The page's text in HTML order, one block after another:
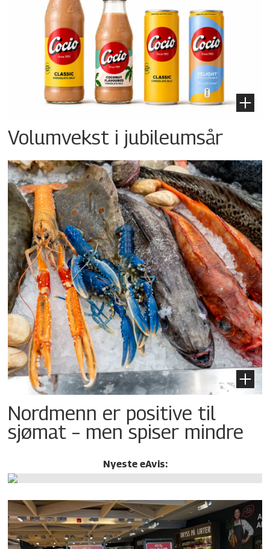
Volumvekst i jubileumsår
Nordmenn er positive til
sjømat – men spiser mindre
Nyeste eAvis: